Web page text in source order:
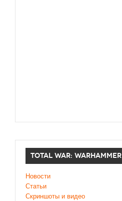
TOTAL WAR: WARHAMMER
Новости
Статьи
Скриншоты и видео